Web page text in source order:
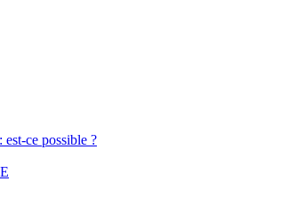
est-ce possible ?